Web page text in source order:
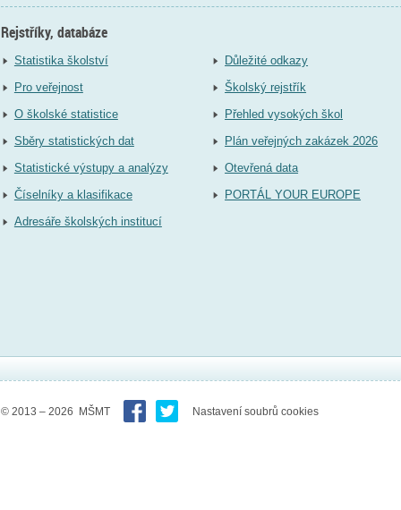
Rejstříky, databáze
Statistika školství
Pro veřejnost
O školské statistice
Sběry statistických dat
Statistické výstupy a analýzy
Číselníky a klasifikace
Adresáře školských institucí
Důležité odkazy
Školský rejstřík
Přehled vysokých škol
Plán veřejných zakázek 2026
Otevřená data
PORTÁL YOUR EUROPE
© 2013 – 2026 MŠMT Nastavení soubrů cookies